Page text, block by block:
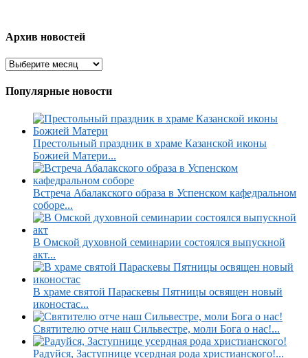
Архив новостей
Популярные новости
Престольный праздник в храме Казанской иконы
Божией Матери...
Встреча Абалакского образа в Успенском кафедральном
соборе...
В Омской духовной семинарии состоялся выпускной
акт...
В храме святой Параскевы Пятницы освящен новый
иконостас...
Святителю отче наш Сильвестре, моли Бога о нас!...
Радуйся, Заступнице усердная рода христианского!...